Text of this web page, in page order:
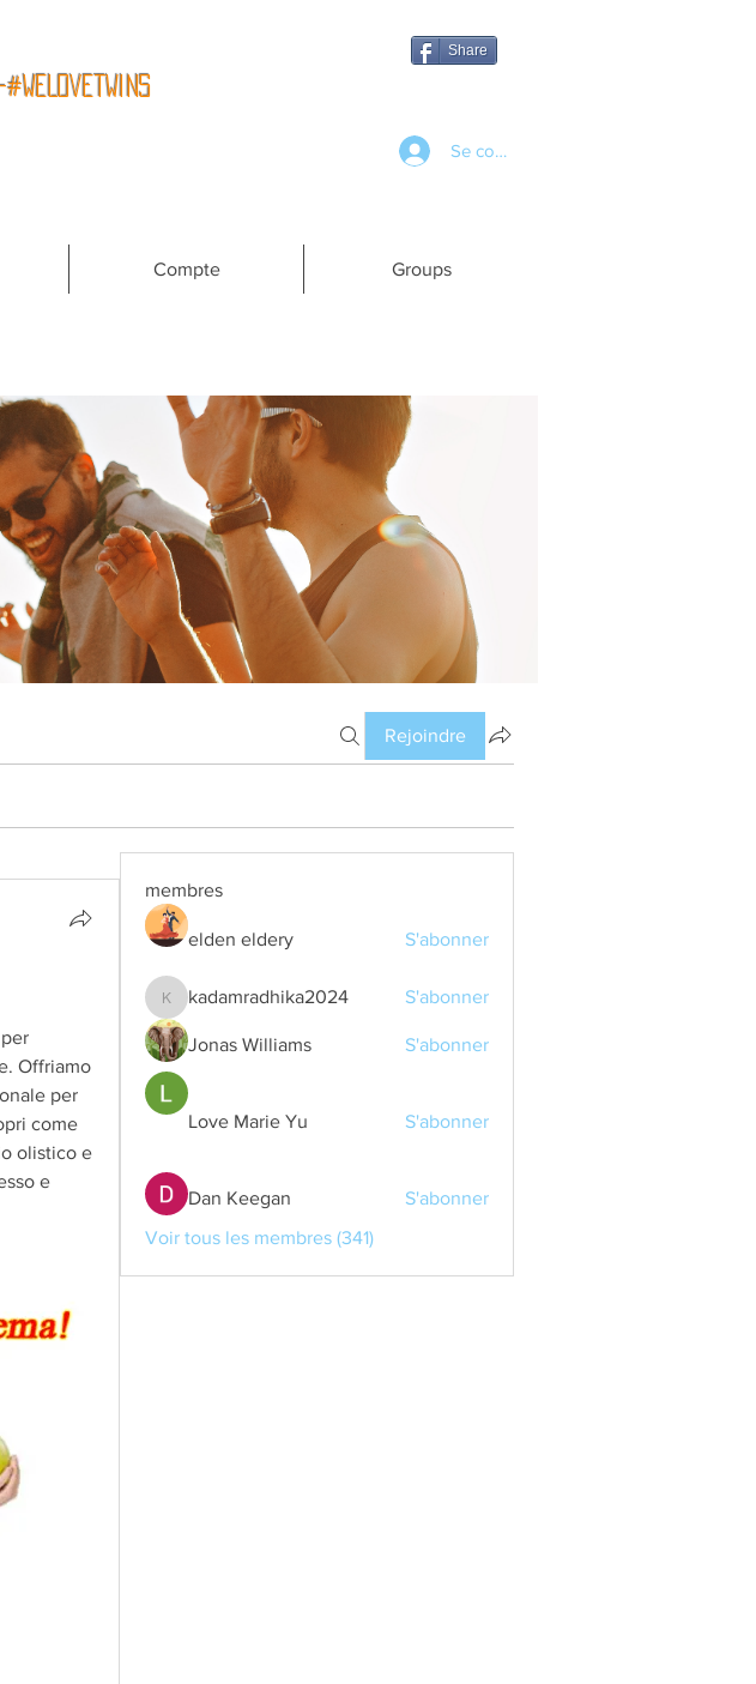
Share
Se connecter
Compte Groups
Rejoindre
Offriamo
per
come
olistico e
e
membres
elden eldery S'abonner
kadamradhika2024
kadamradhika2024 S'abonner
Jonas Williams S'abonner
Love Marie Yu S'abonner
Dan Keegan
S'abonner
Voir tous les membres (341)